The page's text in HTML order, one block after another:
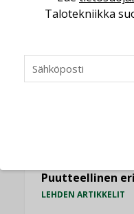
Jarno Hacklin
saman katon
AJANKOHTAISTA
Puutteellinen
LEHDEN ARTIKKELIT
Talotekniikka